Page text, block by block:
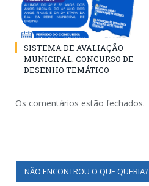
SISTEMA DE AVALIAÇÃO
MUNICIPAL: CONCURSO DE
DESENHO TEMÁTICO
Os comentários estão fechados.
NÃO ENCONTROU O QUE QUERIA?